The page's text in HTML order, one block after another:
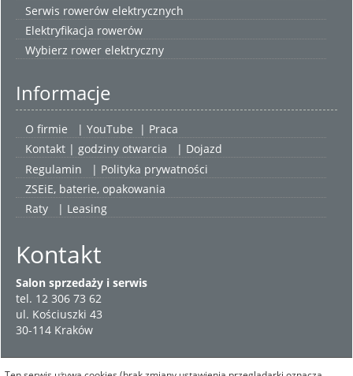
Serwis rowerów elektrycznych
Elektryfikacja rowerów
Wybierz rower elektryczny
Informacje
O firmie | YouTube | Praca
Kontakt | godziny otwarcia
| Dojazd
Regulamin
| Polityka prywatności
ZSEiE, baterie, opakowania
Raty
| Leasing
Kontakt
Salon sprzedaży i serwis
tel. 12 306 73 62
ul. Kościuszki 43
30-114 Kraków